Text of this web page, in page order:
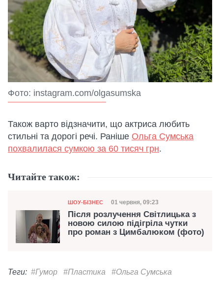
Фото: instagram.com/olgasumska
Також варто відзначити, що актриса любить
стильні та дорогі речі. Раніше Ольга Сумська
похвалилася сумкою за 60 тисяч грн.
Читайте також:
Категорія
ШОУ-БІЗНЕС Дата публікації
01 червня, 09:23
Після розлучення Світлицька з
новою силою підігріла чутки
про роман з Цимбалюком (фото)
Теги: #Гумор #Пластика #Ольга Сумська